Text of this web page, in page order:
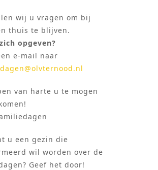
wij u vragen om bij
thuis te blijven.
opgeven?
e-mail naar
van harte u te mogen
u een gezin die
wil worden over de
Geef het door!